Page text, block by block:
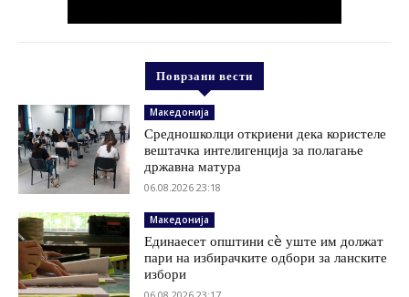
Поврзани вести
Македонија
Средношколци откриени дека користеле
вештачка интелигенција за полагање
државна матура
06.08.2026 23:18
Македонија
Единаесет општини сè уште им должат
пари на избирачките одбори за ланските
избори